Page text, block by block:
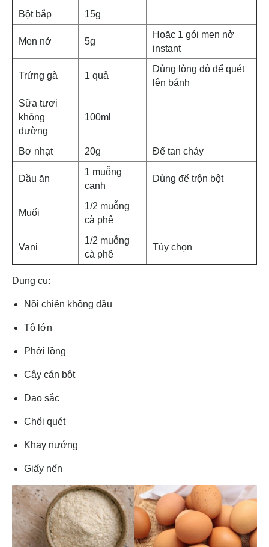
Bột bắp
15g
Men nở 5g
Hoặc 1 gói men nở
instant
Trứng gà 1 quả
Dùng lòng đỏ để quét
lên bánh
Sữa tươi
không
đường
100ml
Bơ nhạt 20g Để tan chảy
Dầu ăn
1 muỗng
canh
Dùng để trộn bột
Muối
1/2 muỗng
cà phê
Vani
1/2 muỗng
cà phê
Tùy chọn
Dụng cụ:
Nồi chiên không dầu
Tô lớn
Phới lồng
Cây cán bột
Dao sắc
Chổi quét
Khay nướng
Giấy nến